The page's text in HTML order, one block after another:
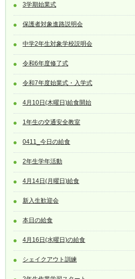
3学期始業式
保護者対象進路説明会
中学2年生対象学校説明会
令和6年度修了式
令和7年度始業式・入学式
4月10日(木曜日)給食開始
1年生の交通安全教室
0411_今日の給食
2年生学年活動
4月14日(月曜日)給食
新入生歓迎会
本日の給食
4月16日(水曜日)の給食
シェイクアウト訓練